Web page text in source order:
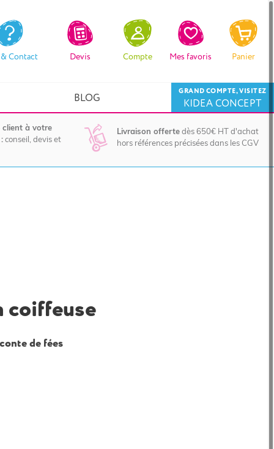
Contact Devis Compte Mes favoris Panier
BLOG KIDEA CONCEPT
GRAND COMPTE, VISITEZ
client à votre
conseil, devis et
Livraison offerte dès 650€ HT d'achat
hors références précisées dans les CGV
coiffeuse
conte de fées